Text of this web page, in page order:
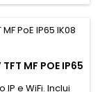
TFT MF POE IP65
e WiFi. Inclui